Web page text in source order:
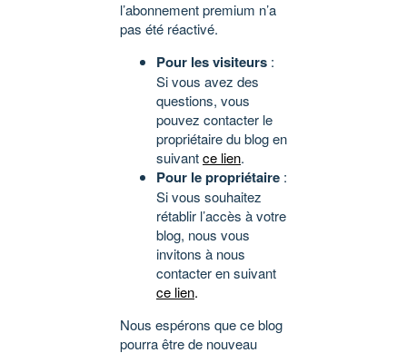
l’abonnement premium n’a
pas été réactivé.
Pour les visiteurs :
Si vous avez des
questions, vous
pouvez contacter le
propriétaire du blog en
suivantce lien.
Pour le propriétaire :
Si vous souhaitez
rétablir l’accès à votre
blog, nous vous
invitons à nous
contacter en suivant
ce lien.
Nous espérons que ce blog
pourra être de nouveau